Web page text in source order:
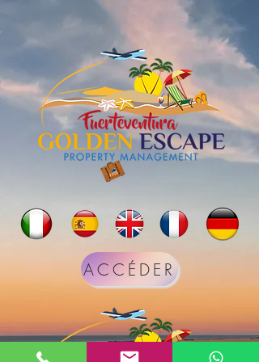
ACCÉDER